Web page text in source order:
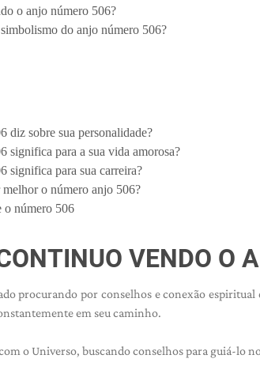
o anjo número 506?
do anjo número 506?
diz sobre sua personalidade?
significa para a sua vida amorosa?
significa para sua carreira?
o número anjo 506?
o número 506
VENDO O
procurando por conselhos e conexão espiritual
em seu caminho.
o Universo, buscando conselhos para guiá-lo